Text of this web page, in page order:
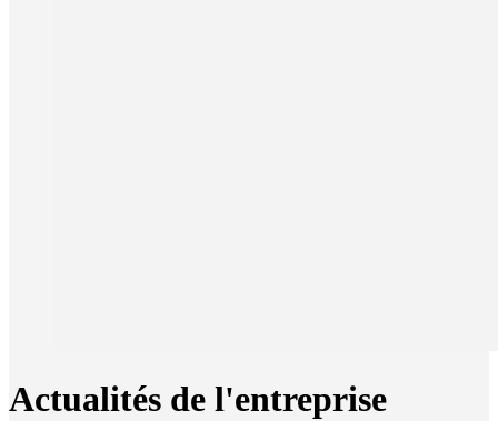
Actualités de l'entreprise